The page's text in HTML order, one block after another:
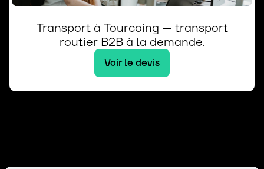
Transport à Tourcoing — transport
routier B2B à la demande.
Voir le devis